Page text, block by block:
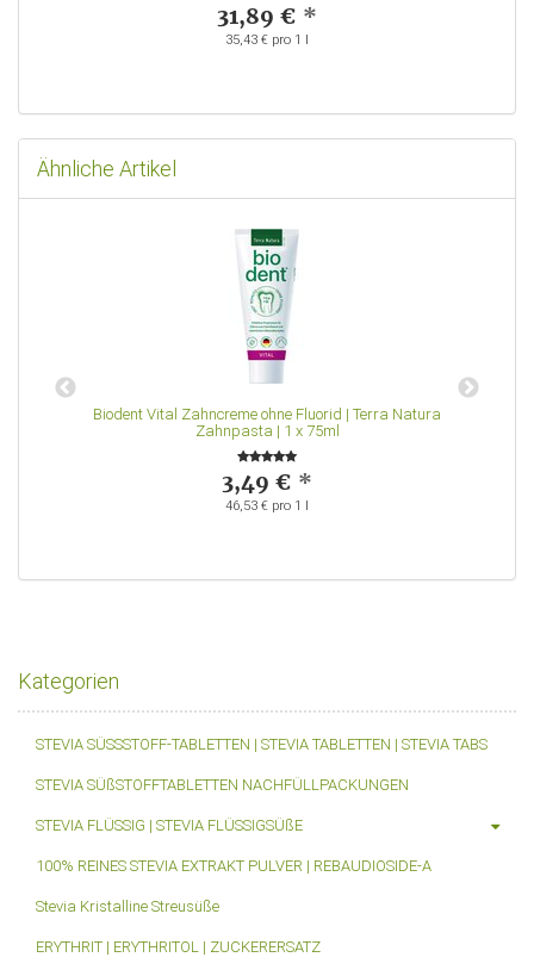
31,89 € *
35,43 € pro 1 l
Ähnliche Artikel
Biodent Vital Zahncreme ohne Fluorid | Terra Natura
Zahnpasta | 1 x 75ml
3,49 € *
46,53 € pro 1 l
Kategorien
STEVIA SÜSSSTOFF-TABLETTEN | STEVIA TABLETTEN | STEVIA TABS
STEVIA SÜßSTOFFTABLETTEN NACHFÜLLPACKUNGEN
STEVIA FLÜSSIG | STEVIA FLÜSSIGSÜßE
100% REINES STEVIA EXTRAKT PULVER | REBAUDIOSIDE-A
Stevia Kristalline Streusüße
ERYTHRIT | ERYTHRITOL | ZUCKERERSATZ